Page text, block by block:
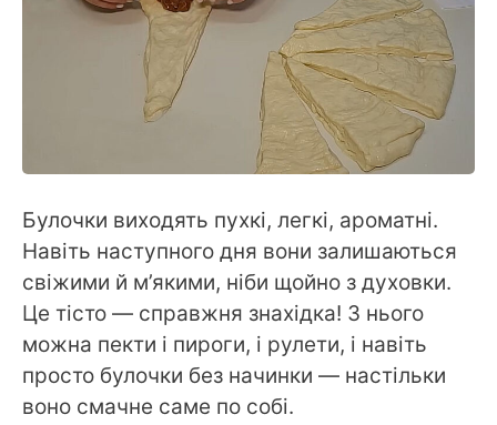
Булочки виходять пухкі, легкі, ароматні.
Навіть наступного дня вони залишаються
свіжими й м’якими, ніби щойно з духовки.
Це тісто — справжня знахідка! З нього
можна пекти і пироги, і рулети, і навіть
просто булочки без начинки — настільки
воно смачне саме по собі.